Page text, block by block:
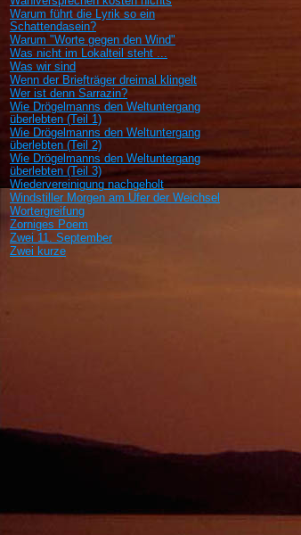
Warum führt die Lyrik so ein
Schattendasein?
Warum "Worte gegen den Wind"
Was nicht im Lokalteil steht ...
Was wir sind
Wenn der Briefträger dreimal klingelt
Wer ist denn Sarrazin?
Wie Drögelmanns den Weltuntergang
überlebten (Teil 1)
Wie Drögelmanns den Weltuntergang
überlebten (Teil 2)
Wie Drögelmanns den Weltuntergang
überlebten (Teil 3)
Wiedervereinigung nachgeholt
Windstiller Morgen am Ufer der Weichsel
Wortergreifung
Zorniges Poem
Zwei 11. September
Zwei kurze